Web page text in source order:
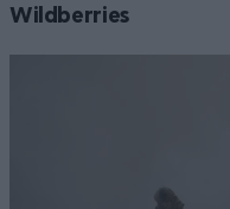
Wildberries